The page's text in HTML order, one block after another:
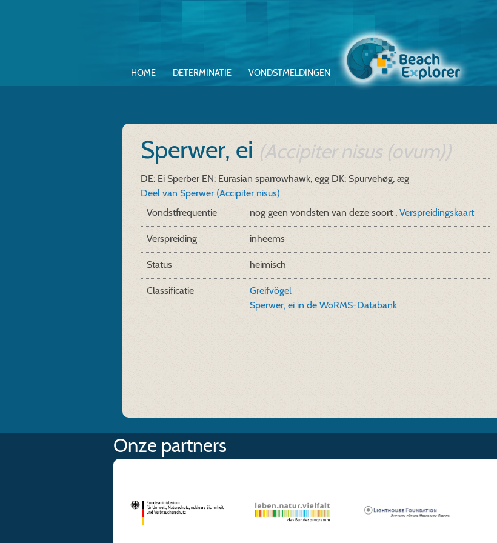
HOME DETERMINATIE VONDSTMELDINGEN
Sperwer, ei (Accipiter nisus (ovum))
DE: Ei Sperber EN: Eurasian sparrowhawk, egg DK: Spurvehøg, æg
Deel van Sperwer (Accipiter nisus)
Vondstfrequentie nog geen vondsten van deze soort , Verspreidingskaart
Verspreiding inheems
Status heimisch
Classificatie
Greifvögel
Sperwer, ei in de WoRMS-Databank
Onze partners